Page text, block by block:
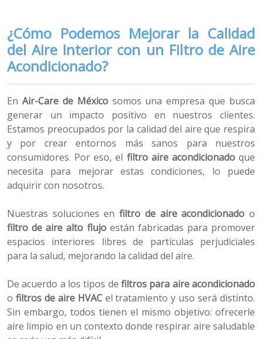
¿Cómo Podemos Mejorar la Calidad
del Aire Interior con un Filtro de Aire
Acondicionado?
En Air-Care de Méxicosomos una empresa que busca
generar un impacto positivo en nuestros clientes.
Estamos preocupados por la calidad del aire que respira
y por crear entornos más sanos para nuestros
consumidores. Por eso, el filtro aire acondicionadoque
necesita para mejorar estas condiciones, lo puede
adquirir con nosotros.
Nuestras soluciones enfiltro de aire acondicionado o
filtro de aire alto flujoestán fabricadas para promover
espacios interiores libres de partículas perjudiciales
para la salud, mejorando la calidad del aire.
De acuerdo a los tipos de filtros para aire acondicionado
o filtros de aire HVACel tratamiento y uso será distinto.
Sin embargo, todos tienen el mismo objetivo: ofrecerle
aire limpio en un contexto donde respirar aire saludable